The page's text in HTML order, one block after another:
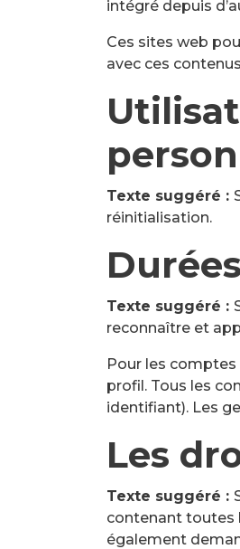
intégré depuis
Ces sites web
avec ces
Texte suggéré :
réinitialisation.
Texte suggéré :
reconnaître et
Pour les comptes
profil. Tous les
identifiant). Les
Les
Texte suggéré :
contenant toutes
également